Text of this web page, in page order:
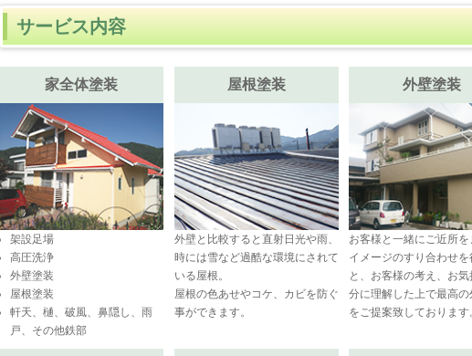
サービス内容
家全体塗装
架設足場
高圧洗浄
外壁塗装
屋根塗装
軒天、樋、破風、鼻隠し、雨
戸、その他鉄部
屋根塗装
外壁と比較すると直射日光や雨、
時には雪など過酷な環境にされて
いる屋根。
屋根の色あせやコケ、カビを防ぐ
事ができます。
外壁塗装
お客様と一緒にご近所を
イメージのすり合わせを
と、お客様の考え、お
分に理解した上で最高の
をご提案致しております